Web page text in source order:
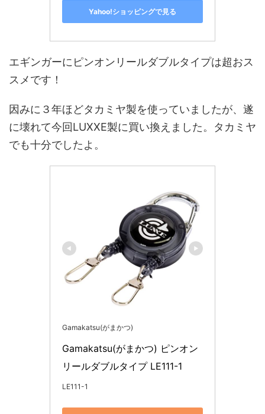
Yahoo!ショッピングで見る
エギンガーにピンオンリールダブルタイプは超おス
スメです！
因みに３年ほどタカミヤ製を使っていましたが、遂
に壊れて今回LUXXE製に買い換えました。タカミヤ
でも十分でしたよ。
Gamakatsu(がまかつ)
Gamakatsu(がまかつ) ピンオン
リールダブルタイプ LE111-1
LE111-1